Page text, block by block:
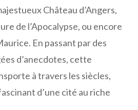
Château d’Angers,
de l’Apocalypse, ou encore
En passant par des
d’anecdotes, cette
à travers les siècles,
d’une cité au riche